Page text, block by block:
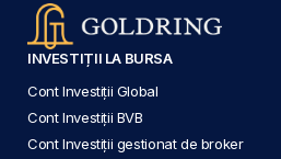
INVESTIȚII LA BURSA
Cont Investiții Global
Cont Investiții BVB
Cont Investiții gestionat de broker